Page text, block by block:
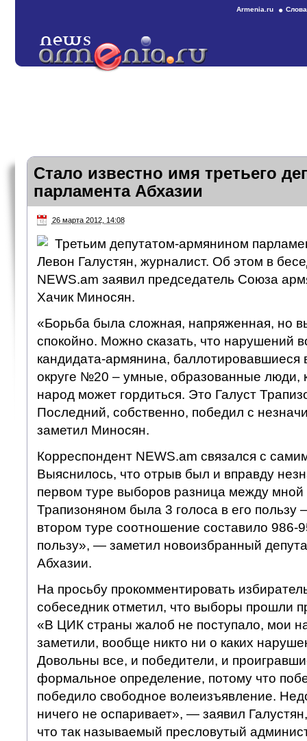
Armenia.ru
Стало известно имя третьего
парламента Абхазии
26 марта 2012, 14:08
Третьим депутатом-армянином
Левон Галустян, журналист. Об этом в
NEWS.am заявил председатель Союза
Хачик Миносян.
«Борьба была сложная, напряженная, но
спокойно. Можно сказать, что нарушений
кандидата-армянина, баллотировавшиеся
округе №20 – умные, образованные люди,
народ может гордиться. Это Галуст
Последний, собственно, победил с
заметил Миносян.
Корреспондент NEWS.am связался с
Выяснилось, что отрыв был и вправду
первом туре выборов разница между мной
Трапизоняном была 3 голоса в его пользу
втором туре соотношение составило 986-
пользу», — заметил новоизбранный
Абхазии.
На просьбу прокомментировать
собеседник отметил, что выборы прошли
«В ЦИК страны жалоб не поступало, мои
заметили, вообще никто ни о каких
Довольны все, и победители, и
формальное определение, потому что
победило свободное волеизъявление.
ничего не оспаривает», — заявил
что так называемый пресловутый